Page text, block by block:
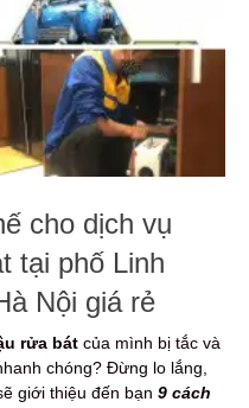
cho dịch vụ
tại phố Linh
Nội giá rẻ
rửa bát của mình bị tắc và
chóng? Đừng lo lắng,
giới thiệu đến bạn 9 cách